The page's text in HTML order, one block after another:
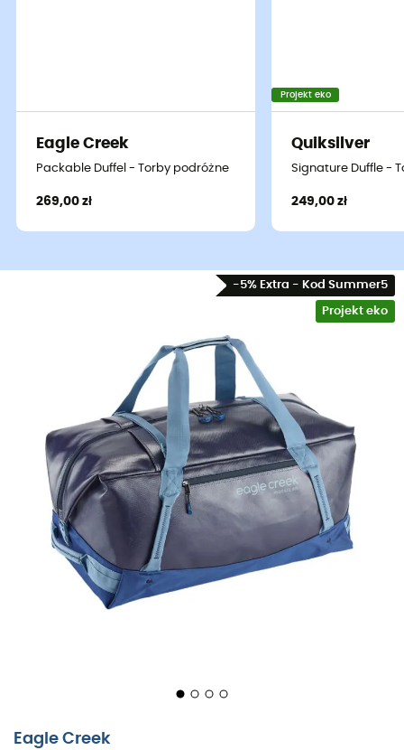
Eagle Creek
Packable Duffel - Torby podróżne
269,00 zł
Projekt eko
Quiksilver
Signature Duffle -
249,00 zł
-5% Extra - Kod Summer5
Projekt eko
Eagle Creek
Eagle Creek
szerokiemu otwarciu, łatwo jest włożyć duże przedmioty